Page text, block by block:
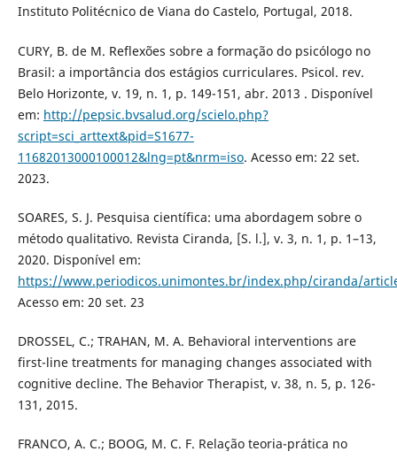
Instituto Politécnico de Viana do Castelo, Portugal, 2018.
CURY, B. de M. Reflexões sobre a formação do psicólogo no
Brasil: a importância dos estágios curriculares. Psicol. rev.
Belo Horizonte, v. 19, n. 1, p. 149-151, abr. 2013 . Disponível
em: http://pepsic.bvsalud.org/scielo.php?
script=sci_arttext&pid=S1677-
11682013000100012&lng=pt&nrm=iso. Acesso em: 22 set.
2023.
SOARES, S. J. Pesquisa científica: uma abordagem sobre o
método qualitativo. Revista Ciranda, [S. l.], v. 3, n. 1, p. 1–13,
2020. Disponível em:
https://www.periodicos.unimontes.br/index.php/ciranda/
Acesso em: 20 set. 23
DROSSEL, C.; TRAHAN, M. A. Behavioral interventions are
first-line treatments for managing changes associated with
cognitive decline. The Behavior Therapist, v. 38, n. 5, p. 126-
131, 2015.
FRANCO, A. C.; BOOG, M. C. F. Relação teoria-prática no